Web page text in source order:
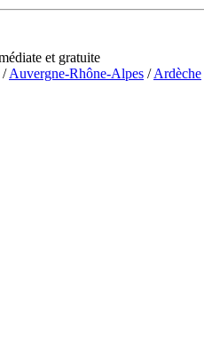
et gratuite
/Auvergne-Rhône-Alpes /Ardèche